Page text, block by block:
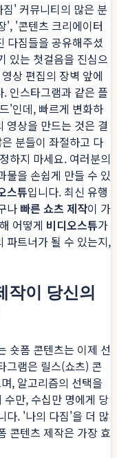
' 커뮤니티의 많은 분
', '콘텐츠 크리에이터
다짐들을 공유해주셨
있는 첫걸음을 진심으
상 편집의 장벽 앞에
인스타그램과 같은 플
'인데, 빠르게 변화하
영상을 만드는 것은 결
분들이 좌절하고 다
하지 마세요. 여러분의
물을 손쉽게 만들 수 있
스튜입니다. 최신 유행
나 빠른 쇼츠 제작이 가
어떻게 비디오스튜가
파트너가 될 수 있는지,
작이 당신의
숏폼 콘텐츠는 이제 선
그램은 릴스(쇼츠) 콘
, 알고리즘의 선택을
만, 수십만 명에게 당
다. '나의 다짐'을 더 많
콘텐츠 제작은 가장 효